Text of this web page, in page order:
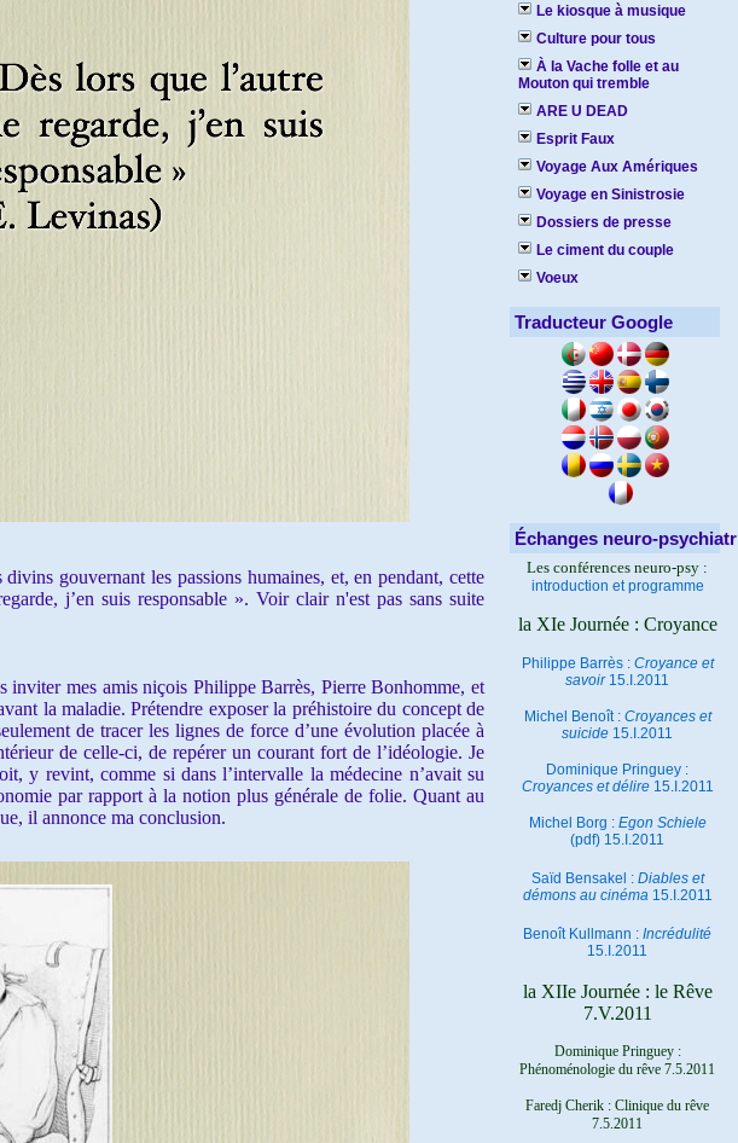
gouvernant les passions humaines, et, en pendant, cette
j’en suis responsable ». Voir clair n'est pas sans suite
mes amis niçois Philippe Barrès, Pierre Bonhomme, et
la maladie. Prétendre exposer la préhistoire du concept de
de tracer les lignes de force d’une évolution placée à
de celle-ci, de repérer un courant fort de l’idéologie. Je
y revint, comme si dans l’intervalle la médecine n’avait su
par rapport à la notion plus générale de folie. Quant au
il annonce ma conclusion.
Le kiosque à musique
Culture pour tous
À la Vache folle et au
Mouton qui tremble
ARE U DEAD
Esprit Faux
Voyage Aux Amériques
Voyage en Sinistrosie
Dossiers de presse
Le ciment du couple
Voeux
Traducteur Google
Échanges neuro-
Les conférences neuro-psy :
introduction et programme
la XIe Journée : Croyance
Philippe Barrès : Croyance et
savoir15.I.2011
Michel Benoît : Croyances et
suicide 15.I.2011
Dominique Pringuey :
Croyances et délire15.I.2011
Michel Borg : Egon Schiele
(pdf) 15.I.2011
Saïd Bensakel : Diables et
démons au cinéma 15.I.2011
Benoît Kullmann : Incrédulité
15.I.2011
la XIIe Journée : le Rêve
7.V.2011
Dominique Pringuey :
Phénoménologie du rêve 7.5.2011
Faredj Cherik : Clinique du rêve
7.5.2011